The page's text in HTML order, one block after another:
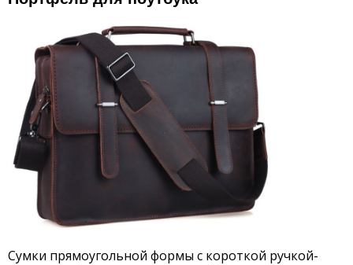
Сумки прямоугольной формы с короткой ручкой-